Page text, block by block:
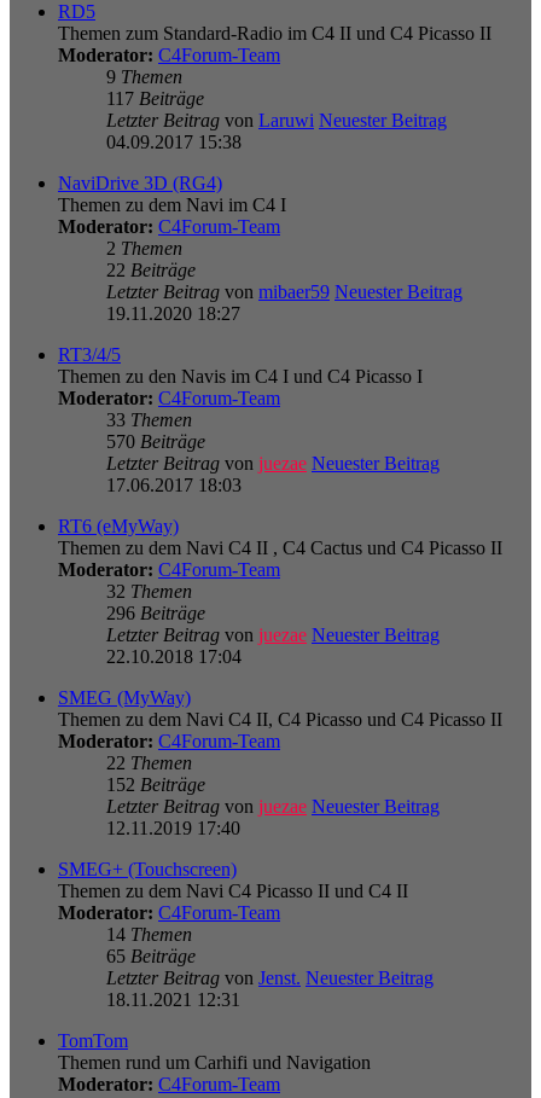
RD5
Themen zum Standard-Radio im C4 II und C4 Picasso II
Moderator: C4Forum-Team
9 Themen
117 Beiträge
Letzter Beitrag von Laruwi Neuester Beitrag
04.09.2017 15:38
NaviDrive 3D (RG4)
Themen zu dem Navi im C4 I
Moderator: C4Forum-Team
2 Themen
22 Beiträge
Letzter Beitrag von mibaer59 Neuester Beitrag
19.11.2020 18:27
RT3/4/5
Themen zu den Navis im C4 I und C4 Picasso I
Moderator: C4Forum-Team
33 Themen
570 Beiträge
Letzter Beitrag von juezae Neuester Beitrag
17.06.2017 18:03
RT6 (eMyWay)
Themen zu dem Navi C4 II , C4 Cactus und C4 Picasso II
Moderator: C4Forum-Team
32 Themen
296 Beiträge
Letzter Beitrag von juezae Neuester Beitrag
22.10.2018 17:04
SMEG (MyWay)
Themen zu dem Navi C4 II, C4 Picasso und C4 Picasso II
Moderator: C4Forum-Team
22 Themen
152 Beiträge
Letzter Beitrag von juezae Neuester Beitrag
12.11.2019 17:40
SMEG+ (Touchscreen)
Themen zu dem Navi C4 Picasso II und C4 II
Moderator: C4Forum-Team
14 Themen
65 Beiträge
Letzter Beitrag von Jenst. Neuester Beitrag
18.11.2021 12:31
TomTom
Themen rund um Carhifi und Navigation
Moderator: C4Forum-Team